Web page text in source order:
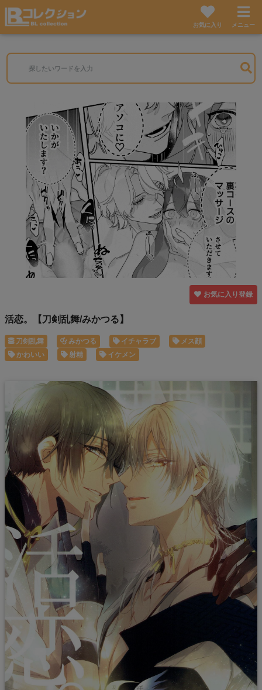
お気に入り メニュー
お気に入り登録
活恋。【刀剣乱舞/みかつる】
刀剣乱舞 みかつる イチャラブ
メス顔
かわいい
射精 イケメン